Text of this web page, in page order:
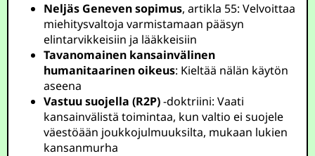
Neljäs Geneven sopimus, artikla 55: Velvoittaa
miehitysvaltoja varmistamaan pääsyn
elintarvikkeisiin ja lääkkeisiin
Tavanomainen kansainvälinen
humanitaarinen oikeus: Kieltää nälän käytön
aseena
Vastuu suojella (R2P)-doktriini: Vaati
kansainvälistä toimintaa, kun valtio ei suojele
väestöään joukkojulmuuksilta, mukaan lukien
kansanmurha